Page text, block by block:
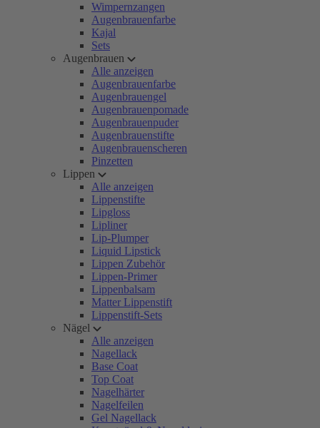
Wimpernzangen
Augenbrauenfarbe
Kajal
Sets
Augenbrauen
Alle anzeigen
Augenbrauenfarbe
Augenbrauengel
Augenbrauenpomade
Augenbrauenpuder
Augenbrauenstifte
Augenbrauenscheren
Pinzetten
Lippen
Alle anzeigen
Lippenstifte
Lipgloss
Lipliner
Lip-Plumper
Liquid Lipstick
Lippen Zubehör
Lippen-Primer
Lippenbalsam
Matter Lippenstift
Lippenstift-Sets
Nägel
Alle anzeigen
Nagellack
Base Coat
Top Coat
Nagelhärter
Nagelfeilen
Gel Nagellack